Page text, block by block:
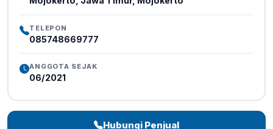
TELEPON
085748669777
ANGGOTA SEJAK
06/2021
Hubungi Penjual